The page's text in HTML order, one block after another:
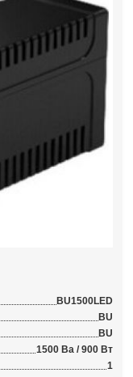
BU1500LED
BU
BU
1500 Ва / 900 Вт
1